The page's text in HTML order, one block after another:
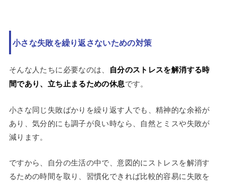
小さな失敗を繰り返さないための対策
そんな人たちに必要なのは、
自分のストレスを解消する時
間であり、立ち止まるための休息です。
小さな同じ失敗ばかりを繰り返す人でも、精神的な余裕が
あり、気分的にも調子が良い時なら、自然とミスや失敗が
減ります。
ですから、自分の生活の中で、意図的にストレスを解消す
るための時間を取り、習慣化できれば比較的容易に失敗を